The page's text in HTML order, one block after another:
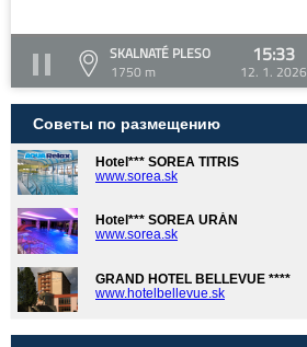
SKALNATÉ PLESO
1750 m
15:33
12. 1. 2026
Советы по размещению
Hotel*** SOREA TITRIS
www.sorea.sk
Hotel*** SOREA URÁN
www.sorea.sk
GRAND HOTEL BELLEVUE ****
www.hotelbellevue.sk